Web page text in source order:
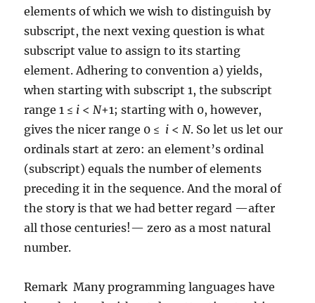
elements of which we wish to distinguish by
subscript, the next vexing question is what
subscript value to assign to its starting
element. Adhering to convention a) yields,
when starting with subscript 1, the subscript
range 1 ≤ i <N+1; starting with 0, however,
gives the nicer range 0 ≤ i <N. So let us let our
ordinals start at zero: an element’s ordinal
(subscript) equals the number of elements
preceding it in the sequence. And the moral of
the story is that we had better regard —after
all those centuries!— zero as a most natural
number.
Remark Many programming languages have